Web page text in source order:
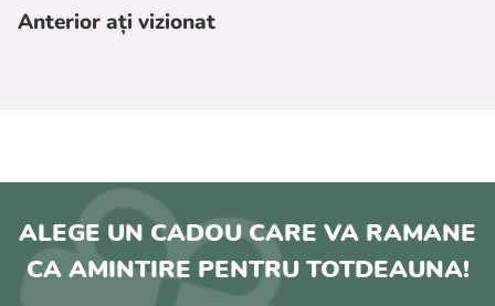
Anterior ați vizionat
ALEGE UN CADOU CARE VA RAMANE
CA AMINTIRE PENTRU TOTDEAUNA!